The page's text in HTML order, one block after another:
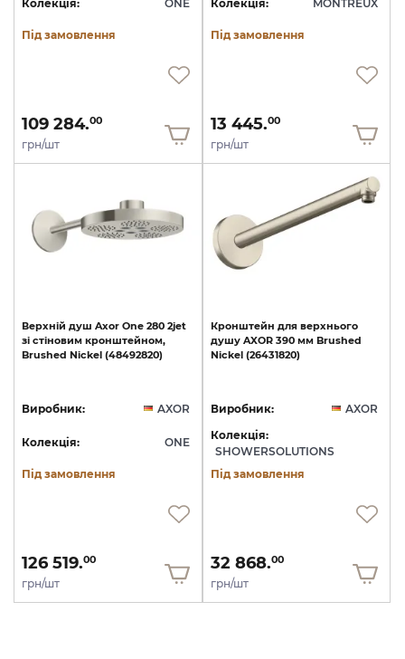
Колекція: ONE
Під замовлення
109 284.00
грн/шт
Колекція: MONTREUX
Під замовлення
13 445.00
грн/шт
Верхній душ Axor One 280 2jet
зі стіновим кронштейном,
Brushed Nickel (48492820)
Виробник: AXOR
Колекція: ONE
Під замовлення
126 519.00
грн/шт
Кронштейн для верхнього
душу AXOR 390 мм Brushed
Nickel (26431820)
Виробник:
AXOR
Колекція:
SHOWERSOLUTIONS
Під замовлення
32 868.00
грн/шт